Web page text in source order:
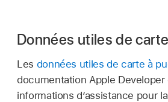
Données utiles de
Les données utiles de carte à
documentation Apple
informations d’assistance pour